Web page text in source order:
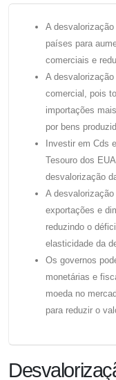
A
países para
comerciais e
A
comercial, pois
importações
por bens
Investir em Cds
Tesouro dos
desvalorização
A
exportações e
reduzindo o
elasticidade da
Os governos
monetárias e
moeda no
para reduzir o